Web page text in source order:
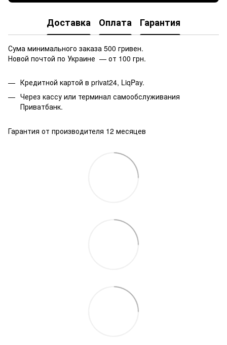
Доставка Оплата Гарантия
Сума минимального заказа 500 гривен.
Новой почтой по Украине — от 100 грн.
Кредитной картой в privat24, LiqPay.
Через кассу или терминал самообслуживания
Приватбанк.
Гарантия от производителя 12 месяцев